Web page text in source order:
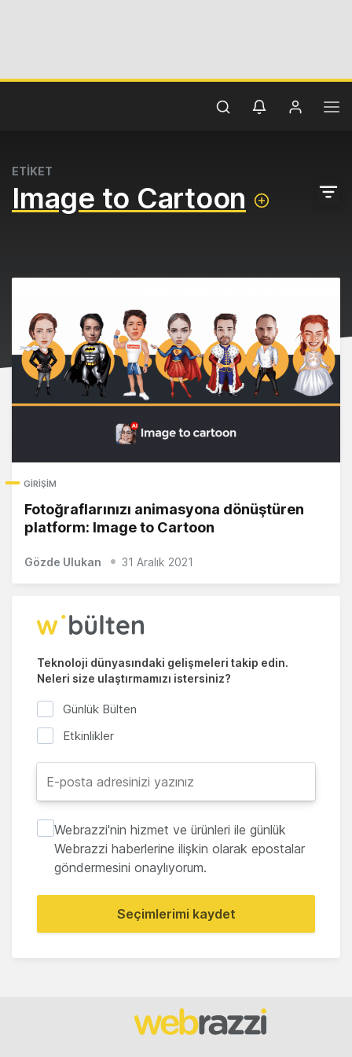
ETİKET
Image to Cartoon
GIRIŞIM
Fotoğraflarınızı animasyona dönüştüren
platform: Image to Cartoon
Gözde Ulukan 31 Aralık 2021
Teknoloji dünyasındaki gelişmeleri takip edin.
Neleri size ulaştırmamızı istersiniz?
Günlük Bülten
Etkinlikler
Webrazzi'nin hizmet ve ürünleri ile günlük
Webrazzi haberlerine ilişkin olarak epostalar
göndermesini onaylıyorum.
Seçimlerimi kaydet